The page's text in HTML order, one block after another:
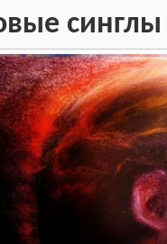
синглы